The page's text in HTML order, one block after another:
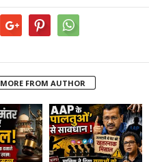
MORE FROM AUTHOR